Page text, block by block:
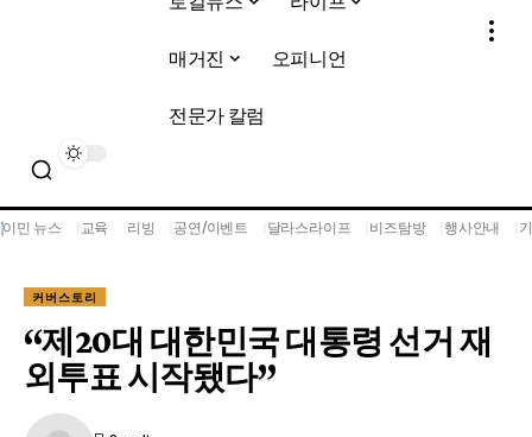
매거진 오피니언
전문가 칼럼
이민 뉴스 교육 리빙 공연/이벤트 달라스라이프 비즈탐방 행사안내
커버스토리
“제20대 대한민국 대통령 선거 재
외투표 시작됐다”